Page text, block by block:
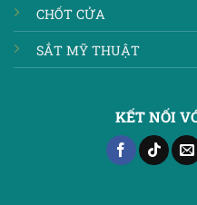
CHỐT CỬA
SẮT MỸ THUẬT
KẾT NỐI